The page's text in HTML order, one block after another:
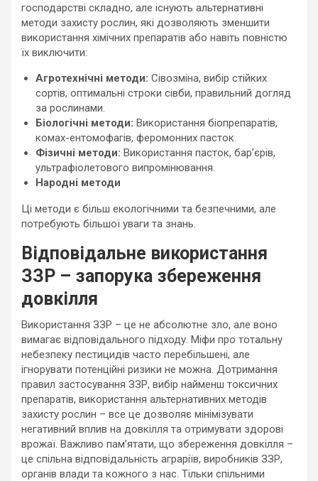
господарстві складно, але існують альтернативні
методи захисту рослин, які дозволяють зменшити
використання хімічних препаратів або навіть повністю
їх виключити:
Агротехнічні методи: Сівозміна, вибір стійких
сортів, оптимальні строки сівби, правильний догляд
за рослинами.
Біологічні методи: Використання біопрепаратів,
комах-ентомофагів, феромонних пасток.
Фізичні методи: Використання пасток, бар’єрів,
ультрафіолетового випромінювання.
Народні методи
Ці методи є більш екологічними та безпечними, але
потребують більшої уваги та знань.
Відповідальне використання
ЗЗР – запорука збереження
довкілля
Використання ЗЗР – це не абсолютне зло, але воно
вимагає відповідального підходу. Міфи про тотальну
небезпеку пестицидів часто перебільшені, але
ігнорувати потенційні ризики не можна. Дотримання
правил застосування ЗЗР, вибір найменш токсичних
препаратів, використання альтернативних методів
захисту рослин – все це дозволяє мінімізувати
негативний вплив на довкілля та отримувати здорові
врожаї. Важливо пам’ятати, що збереження довкілля –
це спільна відповідальність аграріїв, виробників ЗЗР,
органів влади та кожного з нас. Тільки спільними